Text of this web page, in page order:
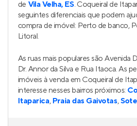
de Vila Velha, ES. Coqueiral de
seguintes diferenciais que podem
compra de imóvel: Perto de banco,
Litoral.
As ruas mais populares são Avenida
Dr. Annor da Silva e Rua Itaoca. As
imóveis à venda em Coqueiral de
interesse nesses bairros próximos:
Itaparica, Praia das Gaivotas,